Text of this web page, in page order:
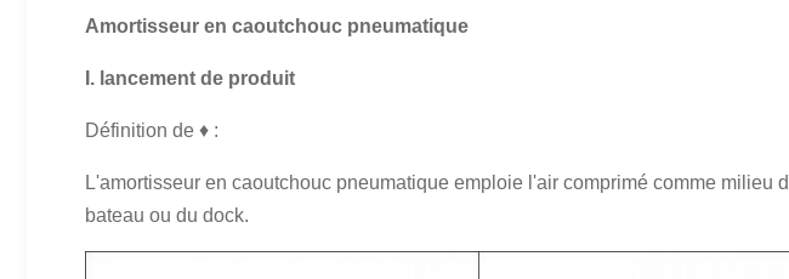
Amortisseur en caoutchouc pneumatique
I. lancement de produit
Définition de ♦ :
L'amortisseur en caoutchouc pneumatique emploie l'air comprimé comme
bateau ou du dock.